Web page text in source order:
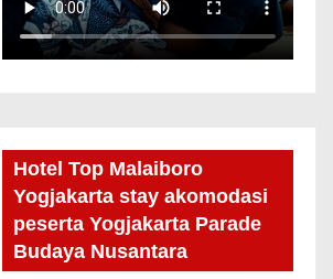
Hotel Top Malaiboro
Yogjakarta stay akomodasi
peserta Yogjakarta Parade
Budaya Nusantara